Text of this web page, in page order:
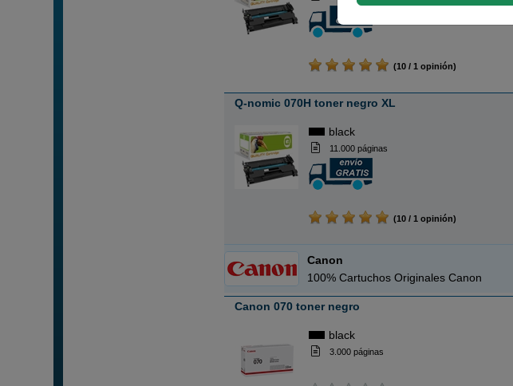
(10 / 1 opinión)
Q-nomic 070H toner negro XL
black
11.000 páginas
(10 / 1 opinión)
Canon
100% Cartuchos Originales Canon
Canon 070 toner negro
black
3.000 páginas